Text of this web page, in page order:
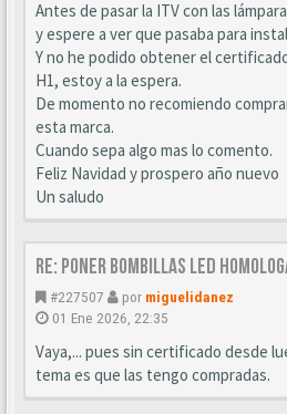
Antes de pasar la ITV con las
y espere a ver que pasaba para
Y no he podido obtener el
H1, estoy a la espera.
De momento no recomiendo
esta marca.
Cuando sepa algo mas lo comento.
Feliz Navidad y prospero año nuevo
Un saludo
Re: Poner bombillas led
#227507 por miguelidanez
01 Ene 2026, 22:35
Vaya,... pues sin certificado desde
tema es que las tengo compradas.